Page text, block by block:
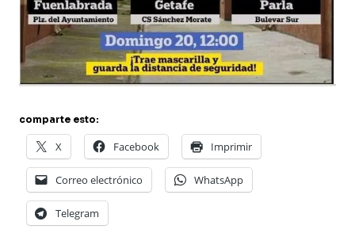
comparte esto:
X Facebook Imprimir
Correo electrónico WhatsApp
Telegram